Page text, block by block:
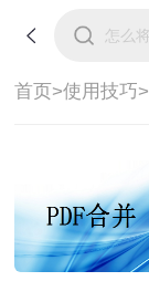
首页>使用技巧>